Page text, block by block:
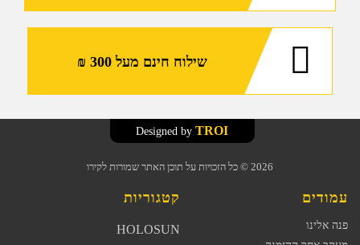
שילוח חינם מעל 300 ₪
2026 © כל הזכויות על תוכן האתר שמורות לקירו
TROI
עמודים
פנה אלינו
קטגוריות
HOLOSUN